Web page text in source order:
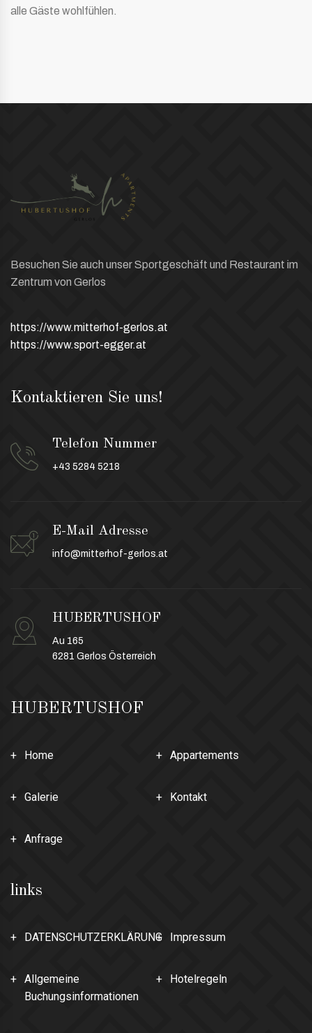
alle Gäste wohlfühlen.
Besuchen Sie auch unser Sportgeschäft und Restaurant im
Zentrum von Gerlos
https://www.mitterhof-gerlos.at
https://www.sport-egger.at
HUBERTUSHOF
Home Appartements
Galerie Kontakt
Anfrage
links
DATENSCHUTZERKLÄRUNG Impressum
Allgemeine
Buchungsinformationen
Hotelregeln
Kontaktieren Sie uns!
Telefon Nummer
+43 5284 5218
E-Mail Adresse
info@mitterhof-gerlos.at
HUBERTUSHOF
Au 165
6281 Gerlos Österreich